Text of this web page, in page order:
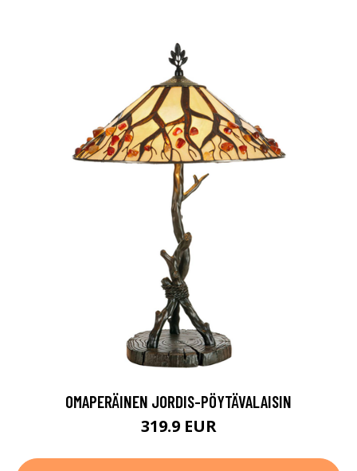
OMAPERÄINEN JORDIS-PÖYTÄVALAISIN
319.9 EUR